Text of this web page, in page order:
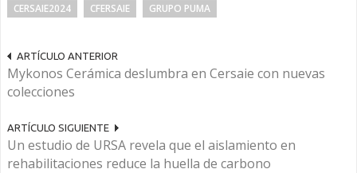
CERSAIE2024 CFERSAIE GRUPO PUMA
ARTÍCULO ANTERIOR
Mykonos Cerámica deslumbra en Cersaie con nuevas
colecciones
ARTÍCULO SIGUIENTE
Un estudio de URSA revela que el aislamiento en
rehabilitaciones reduce la huella de carbono